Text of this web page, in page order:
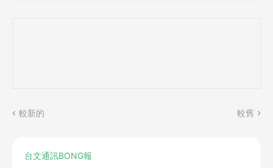
較新的 較舊
台文通訊BONG報